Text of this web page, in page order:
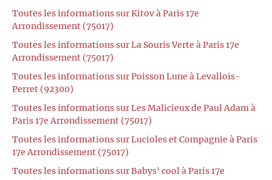
Toutes les informations sur Kitov à Paris 17e
Arrondissement (75017)
Toutes les informations sur La Souris Verte à Paris 17e
Arrondissement (75017)
Toutes les informations sur Poisson Lune à Levallois-
Perret (92300)
Toutes les informations sur Les Malicieux de Paul Adam à
Paris 17e Arrondissement (75017)
Toutes les informations sur Lucioles et Compagnie à Paris
17e Arrondissement (75017)
Toutes les informations sur Babys' cool à Paris 17e